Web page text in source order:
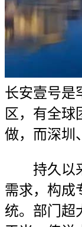
长安壹号是
区，有全球
做，而深圳
持久以来
需求，构成
统。部门超